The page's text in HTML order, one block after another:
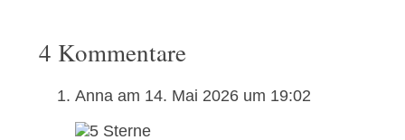
4 Kommentare
Anna am 14. Mai 2026 um 19:02